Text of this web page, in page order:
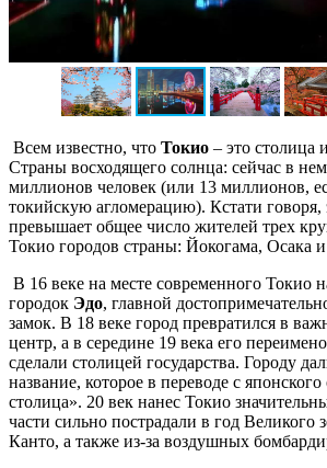
Всем известно, что Токио – это столица
Страны восходящего солнца: сейчас в
миллионов человек (или 13 миллионов,
токийскую агломерацию). Кстати говоря,
превышает общее число жителей трех
Токио городов страны: Йокогама, Осака
В 16 веке на месте современного Токио
городок Эдо, главной
замок. В 18 веке город превратился в
центр, а в середине 19 века его
сделали столицей государства. Городу
название, которое в переводе с японского
столица». 20 век нанес Токио
части сильно пострадали в год Великого
Канто, а также из-за воздушных